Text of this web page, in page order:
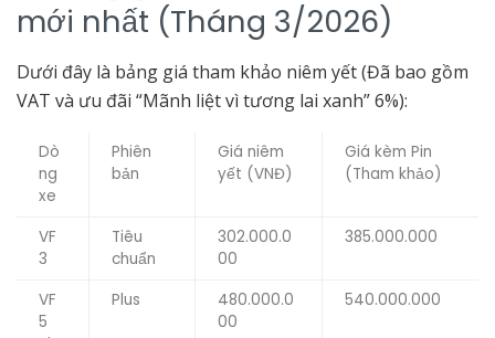
mới nhất (Tháng 3/2026)
Dưới đây là bảng giá tham khảo niêm yết (Đã bao gồm
VAT và ưu đãi “Mãnh liệt vì tương lai xanh” 6%):
Dò
ng
xe
Phiên
bản
Giá niêm
yết (VNĐ)
Giá kèm Pin
(Tham khảo)
VF
3
Tiêu
chuẩn
302.000.0
00
385.000.000
VF
5
Plus
480.000.0
00
540.000.000